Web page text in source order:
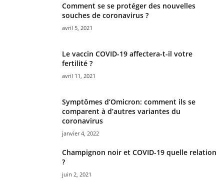
Comment se se protéger des nouvelles
souches de coronavirus ?
avril 5, 2021
Le vaccin COVID-19 affectera-t-il votre
fertilité ?
avril 11, 2021
Symptômes d’Omicron: comment ils se
comparent à d’autres variantes du
coronavirus
janvier 4, 2022
Champignon noir et COVID-19 quelle relation
?
juin 2, 2021